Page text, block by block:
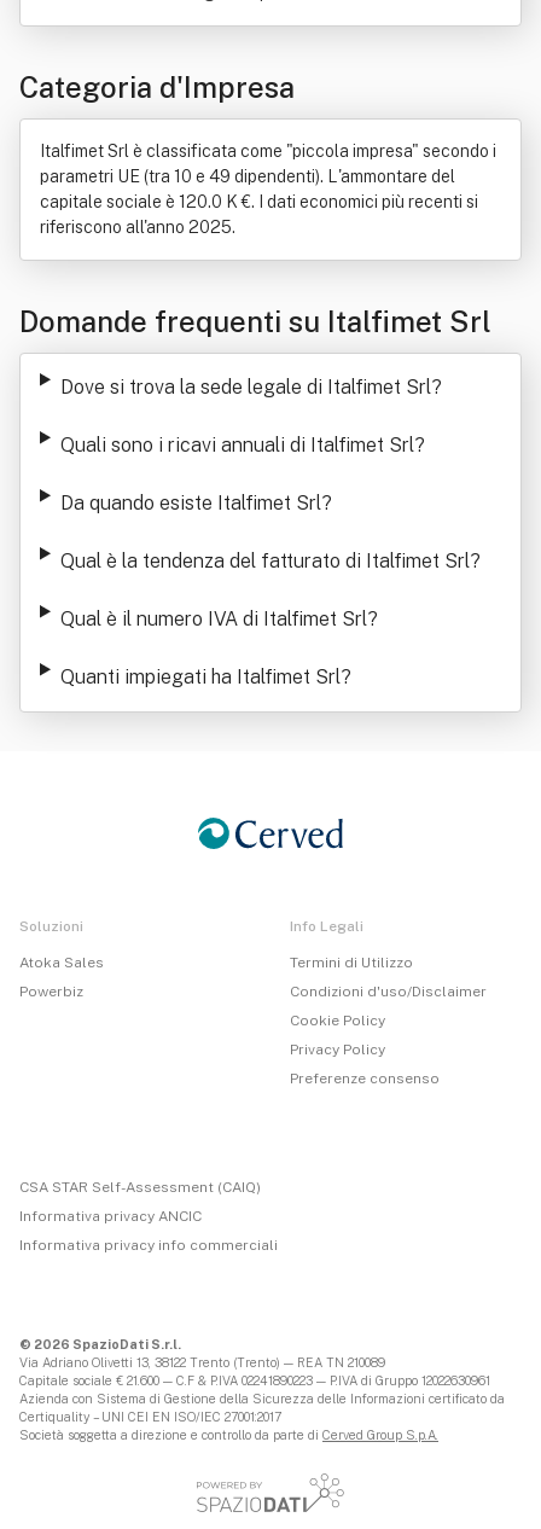
Categoria d'Impresa
Italfimet Srl è classificata come "piccola impresa" secondo i
parametri UE (tra 10 e 49 dipendenti). L'ammontare del
capitale sociale è 120.0 K €. I dati economici più recenti si
riferiscono all'anno 2025.
Domande frequenti su Italfimet Srl
Dove si trova la sede legale di Italfimet Srl?
Quali sono i ricavi annuali di Italfimet Srl?
Da quando esiste Italfimet Srl?
Qual è la tendenza del fatturato di Italfimet Srl?
Qual è il numero IVA di Italfimet Srl?
Quanti impiegati ha Italfimet Srl?
Soluzioni
Atoka Sales
Powerbiz
Info Legali
Termini di Utilizzo
Condizioni d'uso/Disclaimer
Cookie Policy
Privacy Policy
Preferenze consenso
CSA STAR Self-Assessment (CAIQ)
Informativa privacy ANCIC
Informativa privacy info commerciali
© 2026 SpazioDati S.r.l.
Via Adriano Olivetti 13, 38122 Trento (Trento) — REA TN 210089
Capitale sociale € 21.600 — C.F & P.IVA 02241890223 — P.IVA di Gruppo 12022630961
Azienda con Sistema di Gestione della Sicurezza delle Informazioni certificato da
Certiquality – UNI CEI EN ISO/IEC 27001:2017
Società soggetta a direzione e controllo da parte di Cerved Group S.p.A.